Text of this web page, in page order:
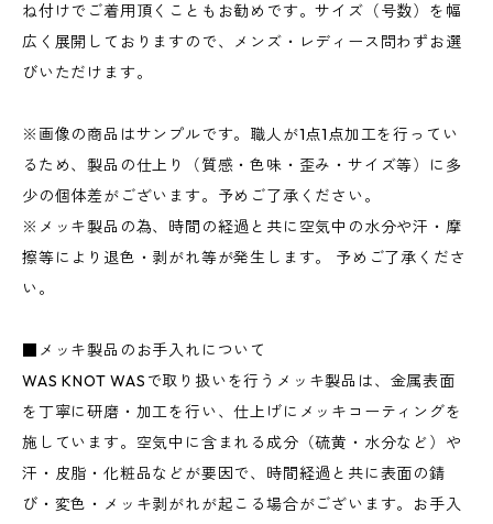
ね付けでご着用頂くこともお勧めです。サイズ（号数）を幅
広く展開しておりますので、メンズ・レディース問わずお選
びいただけます。
※画像の商品はサンプルです。職人が1点1点加工を行ってい
るため、製品の仕上り（質感・色味・歪み・サイズ等）に多
少の個体差がございます。予めご了承ください。
※メッキ製品の為、時間の経過と共に空気中の水分や汗・摩
擦等により退色・剥がれ等が発生します。 予めご了承くださ
い。
■メッキ製品のお手入れについて
WAS KNOT WASで取り扱いを行うメッキ製品は、金属表面
を丁寧に研磨・加工を行い、仕上げにメッキコーティングを
施しています。空気中に含まれる成分（硫黄・水分など）や
汗・皮脂・化粧品などが要因で、時間経過と共に表面の錆
び・変色・メッキ剥がれが起こる場合がございます。お手入